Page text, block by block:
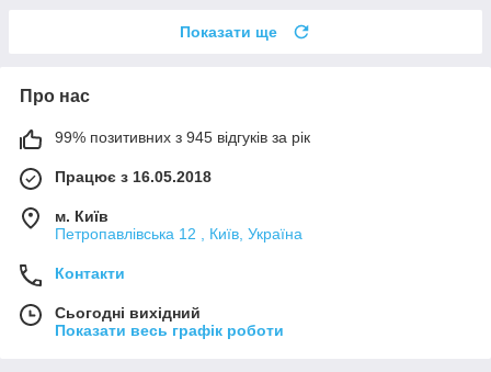
Показати ще
Про нас
99% позитивних з 945 відгуків за рік
Працює з 16.05.2018
м. Київ
Петропавлівська 12 , Київ, Україна
Контакти
Сьогодні вихідний
Показати весь графік роботи